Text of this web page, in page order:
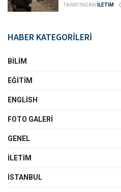
TARAFINDAN İLETİM
HABER KATEGORİLERİ
BILIM
EĞITIM
ENGLISH
FOTO GALERI
GENEL
İLETIM
İSTANBUL